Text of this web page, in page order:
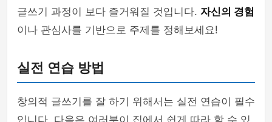
글쓰기 과정이 보다 즐거워질 것입니다. 자신의 경험
이나 관심사를 기반으로 주제를 정해보세요!
실전 연습 방법
창의적 글쓰기를 잘 하기 위해서는 실전 연습이 필수
입니다. 다음은 여러분이 집에서 쉽게 따라 할 수 있